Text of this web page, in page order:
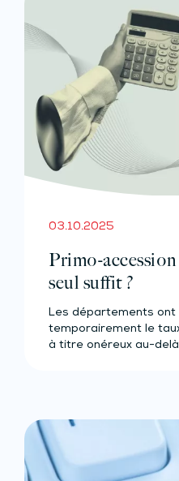
03.10.2025
Primo-
seul suffit ?
Les départements
temporairement le
à titre onéreux au-